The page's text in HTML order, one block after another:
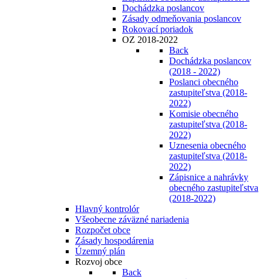
Dochádzka poslancov
Zásady odmeňovania poslancov
Rokovací poriadok
OZ 2018-2022
Back
Dochádzka poslancov
(2018 - 2022)
Poslanci obecného
zastupiteľstva (2018-
2022)
Komisie obecného
zastupiteľstva (2018-
2022)
Uznesenia obecného
zastupiteľstva (2018-
2022)
Zápisnice a nahrávky
obecného zastupiteľstva
(2018-2022)
Hlavný kontrolór
Všeobecne záväzné nariadenia
Rozpočet obce
Zásady hospodárenia
Územný plán
Rozvoj obce
Back